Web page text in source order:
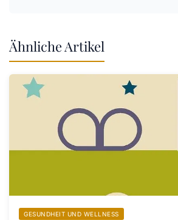
Ähnliche Artikel
GESUNDHEIT UND WELLNESS